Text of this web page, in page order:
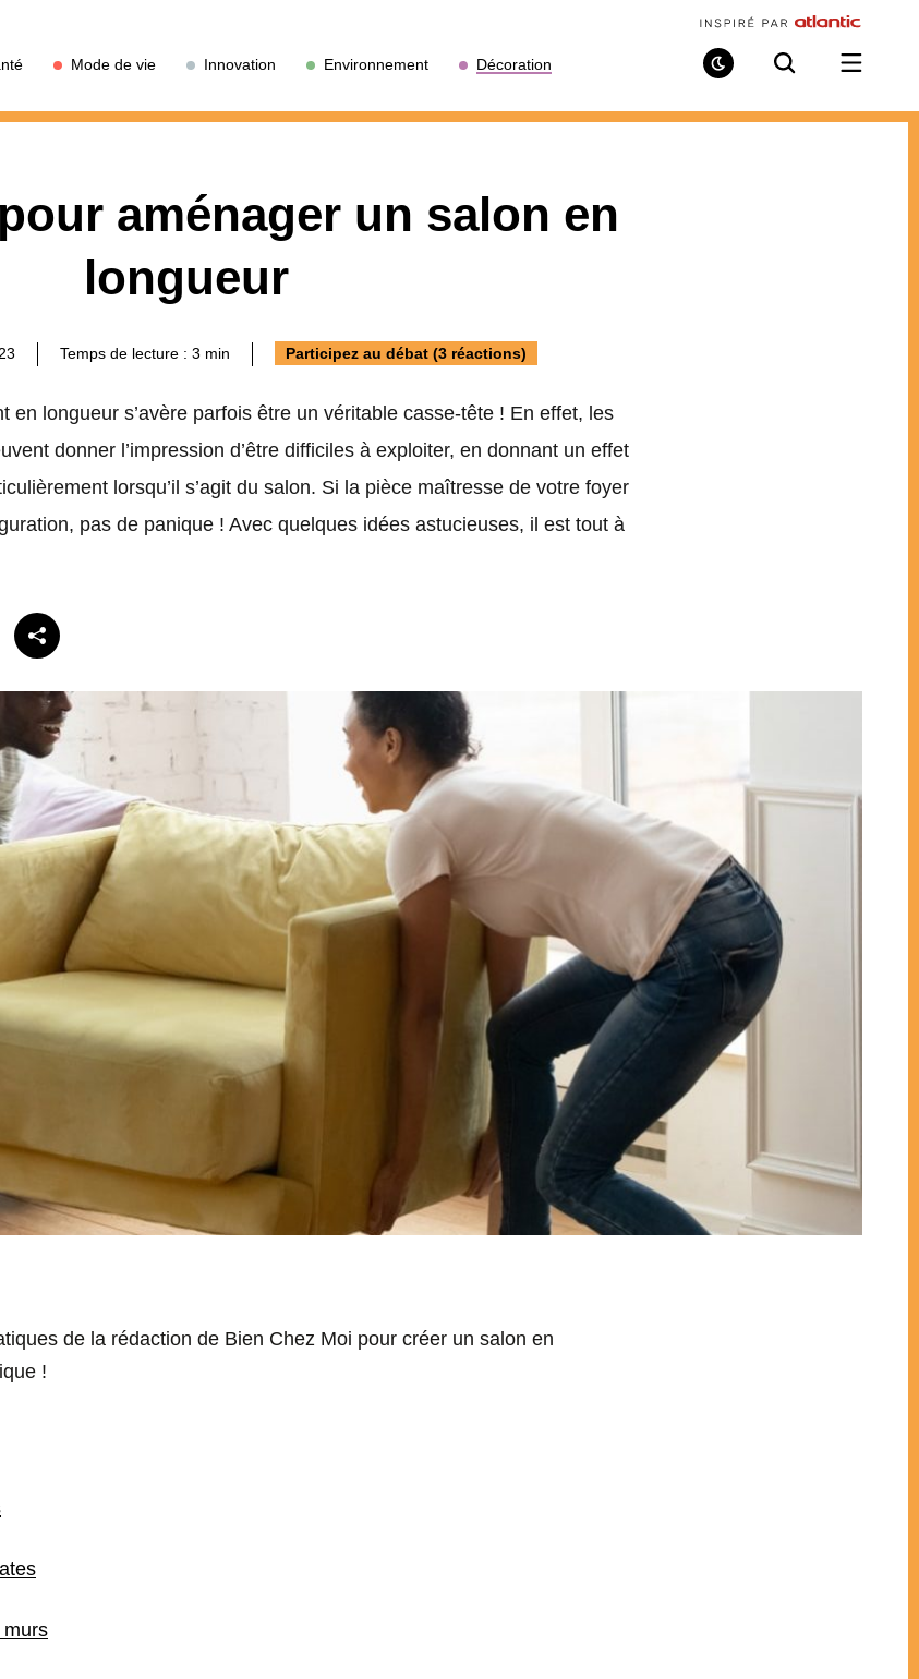
Mode de vie Innovation Environnement Décoration
Mode
RechercheOuvrir
le
aménager un salon en
longueur
Temps de lecture : 3 min Participez au débat (3 réactions)
en longueur s’avère parfois être un véritable casse-tête ! En effet, les
donner l’impression d’être difficiles à exploiter, en donnant un effet
lorsqu’il s’agit du salon. Si la pièce maîtresse de votre foyer
pas de panique ! Avec quelques idées astucieuses, il est tout à
de la rédaction de Bien Chez Moi pour créer un salon en
!
murs